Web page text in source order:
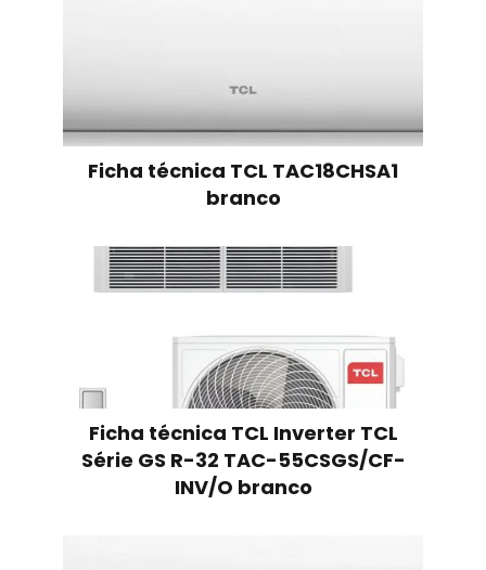
Ficha técnica TCL TAC18CHSA1
branco
Ficha técnica TCL Inverter TCL
Série GS R-32 TAC-55CSGS/CF-
INV/O branco